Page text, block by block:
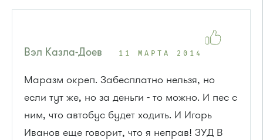
Вэл Казла-Доев 11 МАРТА 2014
Маразм окреп. Забесплатно нельзя, но
если тут же, но за деньги - то можно. И пес с
ним, что автобус будет ходить. И Игорь
Иванов еще говорит, что я неправ! ЗУД В